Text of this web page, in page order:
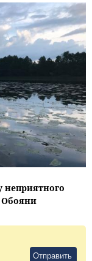
неприятного
Обояни
Отправить